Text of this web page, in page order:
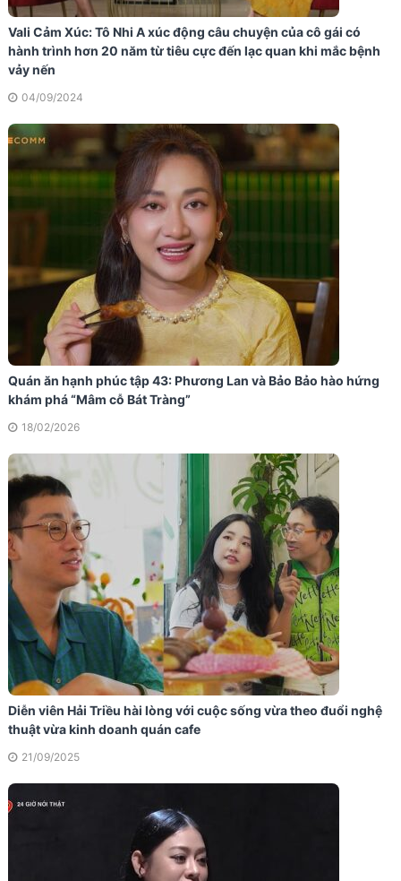
Vali Cảm Xúc: Tô Nhi A xúc động câu chuyện của cô gái có
hành trình hơn 20 năm từ tiêu cực đến lạc quan khi mắc bệnh
vảy nến
04/09/2024
Quán ăn hạnh phúc tập 43: Phương Lan và Bảo Bảo hào hứng
khám phá “Mâm cỗ Bát Tràng”
18/02/2026
Diễn viên Hải Triều hài lòng với cuộc sống vừa theo đuổi nghệ
thuật vừa kinh doanh quán cafe
21/09/2025